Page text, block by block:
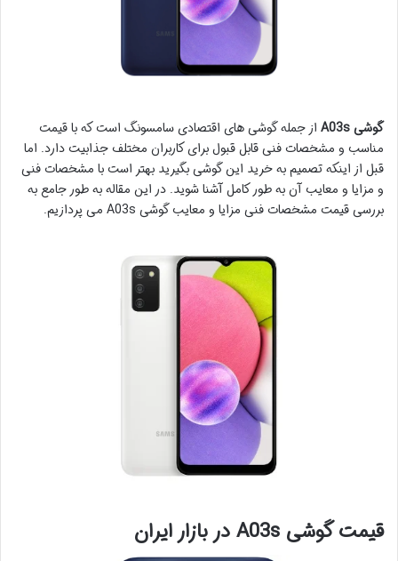
گوشی A03s
از جمله گوشی های اقتصادی سامسونگ است که با قیمت
مناسب و مشخصات فنی قابل قبول برای کاربران مختلف جذابیت دارد. اما
قبل از اینکه تصمیم به خرید این گوشی بگیرید بهتر است با مشخصات فنی
و مزایا و معایب آن به طور کامل آشنا شوید. در این مقاله به طور جامع به
بررسی قیمت مشخصات فنی مزایا و معایب گوشی A03s می پردازیم.
قیمت گوشی A03s در بازار ایران